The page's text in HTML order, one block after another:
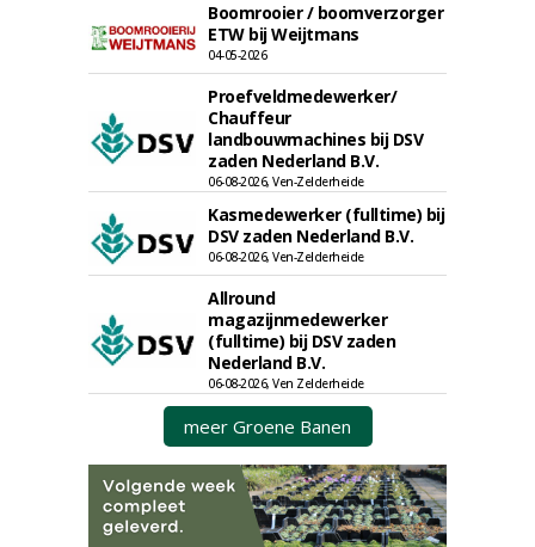
Boomrooier / boomverzorger
ETW bij Weijtmans
04-05-2026
Proefveldmedewerker/
Chauffeur
landbouwmachines bij DSV
zaden Nederland B.V.
06-08-2026, Ven-Zelderheide
Kasmedewerker (fulltime) bij
DSV zaden Nederland B.V.
06-08-2026, Ven-Zelderheide
Allround
magazijnmedewerker
(fulltime) bij DSV zaden
Nederland B.V.
06-08-2026, Ven Zelderheide
meer Groene Banen